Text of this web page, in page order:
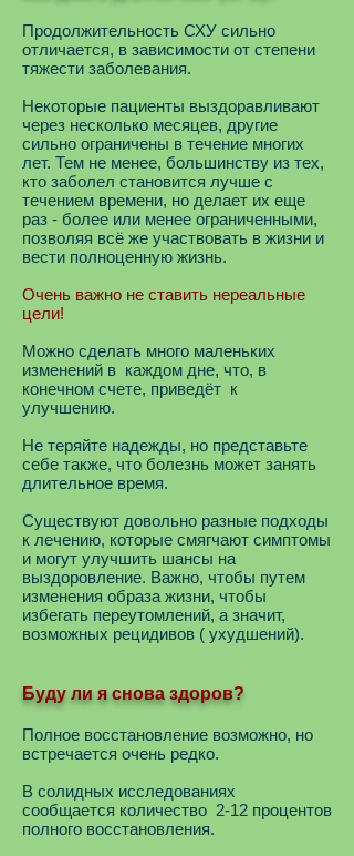
Продолжительность СХУ сильно
отличается, в зависимости от степени
тяжести заболевания.
Некоторые пациенты выздоравливают
через несколько месяцев, другие
сильно ограничены в течение многих
лет. Тем не менее, большинству из тех,
кто заболел становится лучше с
течением времени, но делает их еще
раз - более или менее ограниченными,
позволяя всё же участвовать в жизни и
вести полноценную жизнь.
Очень важно не ставить нереальные
цели!
Можно сделать много маленьких
изменений в каждом дне, что, в
конечном счете, приведёт к
улучшению.
Не теряйте надежды, но представьте
себе также, что болезнь может занять
длительное время.
Существуют довольно разные подходы
к лечению, которые смягчают симптомы
и могут улучшить шансы на
выздоровление. Важно, чтобы путем
изменения образа жизни, чтобы
избегать переутомлений, а значит,
возможных рецидивов ( ухудшений).
Буду ли я снова здоров?
Полное восстановление возможно, но
встречается очень редко.
В солидных исследованиях
сообщается количество 2-12 процентов
полного восстановления.